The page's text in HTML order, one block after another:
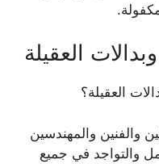
العقيلة
العقيلة؟
والفنين والمهندسين
والتواجد في جميع